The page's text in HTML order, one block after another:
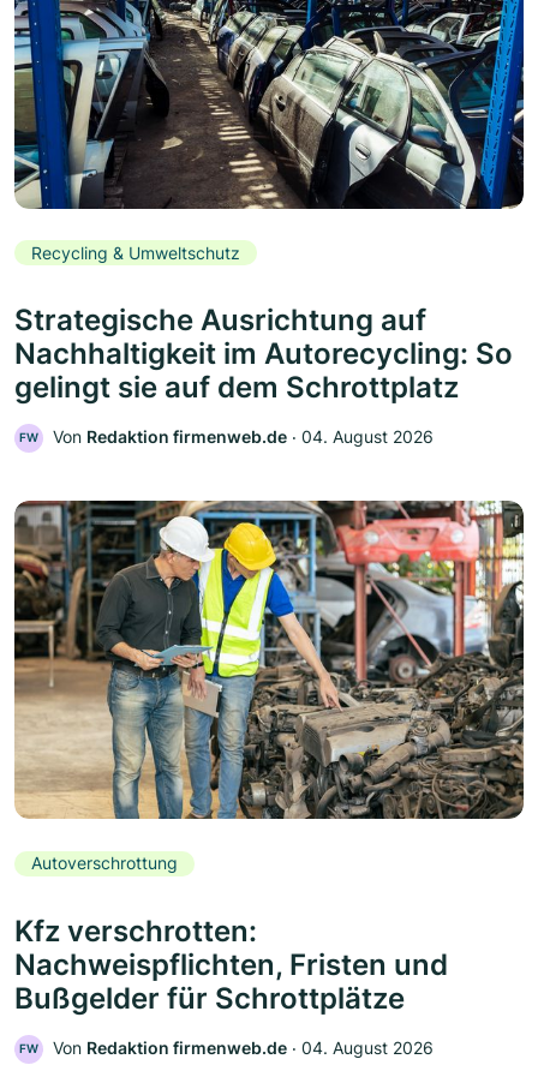
Recycling & Umweltschutz
Strategische Ausrichtung auf
Nachhaltigkeit im Autorecycling: So
gelingt sie auf dem Schrottplatz
FW Von Redaktion firmenweb.de ‧ 04. August 2026
Autoverschrottung
Kfz verschrotten:
Nachweispflichten, Fristen und
Bußgelder für Schrottplätze
FW Von Redaktion firmenweb.de ‧ 04. August 2026